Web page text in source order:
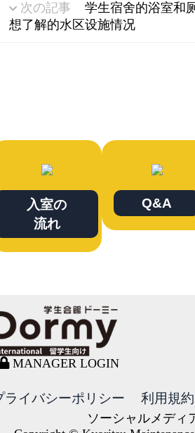
次の記事
学生宿舍的浴室和
想了解的水区设施情况
入室の
流れ
Q&A
MANAGER LOGIN
ライバシーポリシー 利用規約
ソーシャルメディ